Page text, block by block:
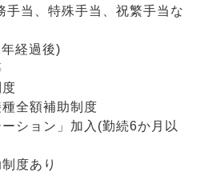
手当、特殊手当、祝繁手当な
経過後)
全額補助制度
ション」加入(勤続6か月以
度あり